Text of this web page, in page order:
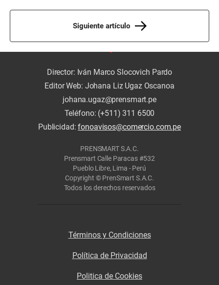
Siguiente artículo
Director: Iván Marco Slocovich Pardo
Editor Web: Johana Liz Ugaz Oscanoa
johana.ugaz@prensmart.pe
Teléfono: (+511) 311 6500
Publicidad:fonoavisos@comercio.com.pe
PRENSMART S.A.C.
Prensmart Calle Paracas #532
Pueblo Libre, Lima - Perú
Copyright © PrenSmart S.A.C.
Todos los derechos reservados
Términos y Condiciones
Política de Privacidad
Politica de Cookies